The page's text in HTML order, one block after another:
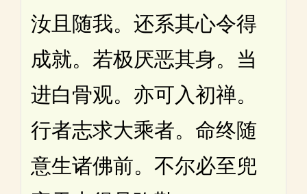
汝且随我。还系其心令得
成就。若极厌恶其身。当
进白骨观。亦可入初禅。
行者志求大乘者。命终随
意生诸佛前。不尔必至兜